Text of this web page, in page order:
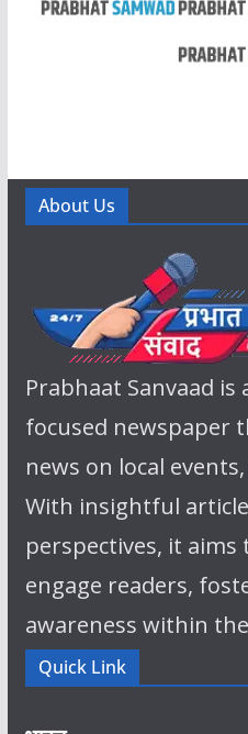
About Us
Prabhaat Sanvaad
focused newspaper
news on local
With insightful
perspectives, it
engage readers,
awareness within
Quick Link